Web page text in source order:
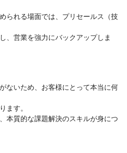
られる場面では、プリセールス（技
、営業を強力にバックアップしま
ないため、お客様にとって本当に何
ます。
本質的な課題解決のスキルが身につ